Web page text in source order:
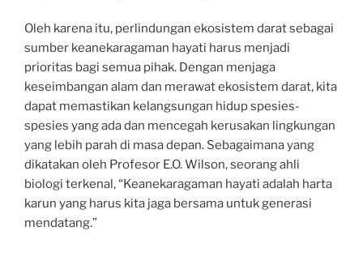
Oleh karena itu, perlindungan ekosistem darat sebagai
sumber keanekaragaman hayati harus menjadi
prioritas bagi semua pihak. Dengan menjaga
keseimbangan alam dan merawat ekosistem darat, kita
dapat memastikan kelangsungan hidup spesies-
spesies yang ada dan mencegah kerusakan lingkungan
yang lebih parah di masa depan. Sebagaimana yang
dikatakan oleh Profesor E.O. Wilson, seorang ahli
biologi terkenal, “Keanekaragaman hayati adalah harta
karun yang harus kita jaga bersama untuk generasi
mendatang.”